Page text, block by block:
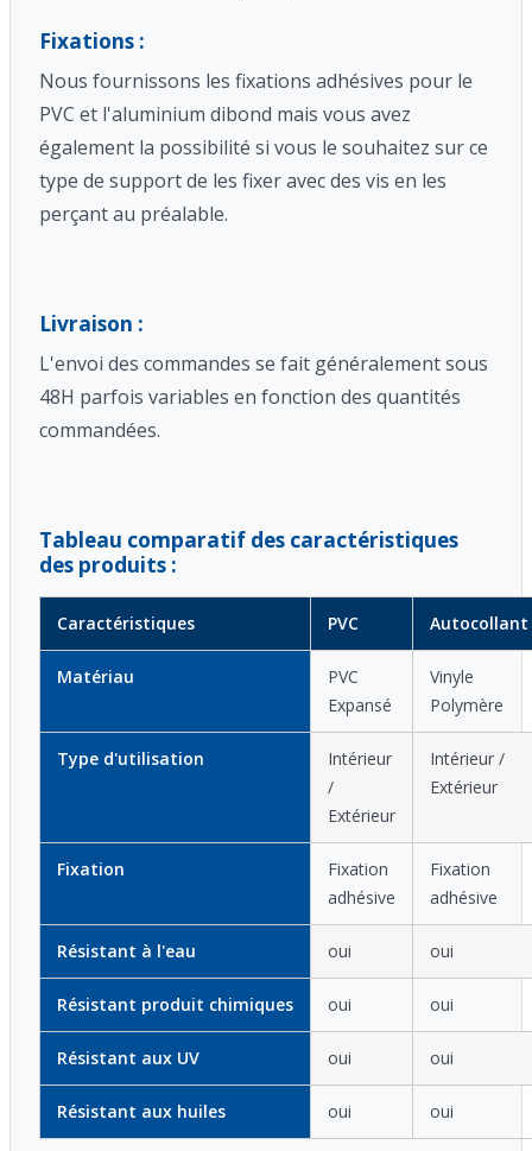
Fixations :
Nous fournissons les fixations adhésives pour le
PVC et l'aluminium dibond mais vous avez
également la possibilité si vous le souhaitez sur ce
type de support de les fixer avec des vis en les
perçant au préalable.
Livraison :
L'envoi des commandes se fait généralement sous
48H parfois variables en fonction des quantités
commandées.
Tableau comparatif des caractéristiques
des produits :
Caractéristiques PVC Autocollant
Matériau
PVC
Expansé
Vinyle
Polymère
Type d'utilisation
Intérieur
/
Extérieur
Intérieur /
Extérieur
Fixation
Fixation
adhésive
Fixation
adhésive
Résistant à l'eau oui oui
Résistant produit chimiques oui oui
Résistant aux UV oui oui
Résistant aux huiles oui oui